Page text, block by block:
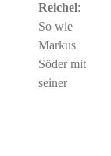
Reichel:
So wie
Markus
Söder mit
seiner